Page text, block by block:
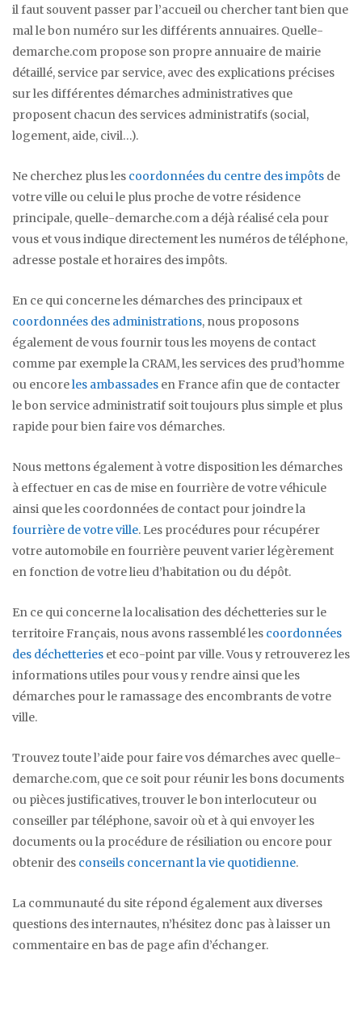
il faut souvent passer par l’accueil ou chercher tant bien que
mal le bon numéro sur les différents annuaires. Quelle-
demarche.com propose son propre annuaire de mairie
détaillé, service par service, avec des explications précises
sur les différentes démarches administratives que
proposent chacun des services administratifs (social,
logement, aide, civil…).
Ne cherchez plus les coordonnées du centre des impôts de
votre ville ou celui le plus proche de votre résidence
principale, quelle-demarche.com a déjà réalisé cela pour
vous et vous indique directement les numéros de téléphone,
adresse postale et horaires des impôts.
En ce qui concerne les démarches des principaux et
coordonnées des administrations, nous proposons
également de vous fournir tous les moyens de contact
comme par exemple la CRAM, les services des prud’homme
ou encoreles ambassades en France afin que de contacter
le bon service administratif soit toujours plus simple et plus
rapide pour bien faire vos démarches.
Nous mettons également à votre disposition les démarches
à effectuer en cas de mise en fourrière de votre véhicule
ainsi que les coordonnées de contact pour joindre la
fourrière de votre ville. Les procédures pour récupérer
votre automobile en fourrière peuvent varier légèrement
en fonction de votre lieu d’habitation ou du dépôt.
En ce qui concerne la localisation des déchetteries sur le
territoire Français, nous avons rassemblé les coordonnées
des déchetteries et eco-point par ville. Vous y retrouverez les
informations utiles pour vous y rendre ainsi que les
démarches pour le ramassage des encombrants de votre
ville.
Trouvez toute l’aide pour faire vos démarches avec quelle-
demarche.com, que ce soit pour réunir les bons documents
ou pièces justificatives, trouver le bon interlocuteur ou
conseiller par téléphone, savoir où et à qui envoyer les
documents ou la procédure de résiliation ou encore pour
obtenir des conseils concernant la vie quotidienne.
La communauté du site répond également aux diverses
questions des internautes, n’hésitez donc pas à laisser un
commentaire en bas de page afin d’échanger.